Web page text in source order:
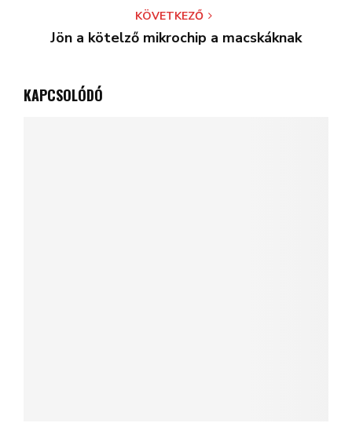
KÖVETKEZŐ
Jön a kötelző mikrochip a macskáknak
KAPCSOLÓDÓ